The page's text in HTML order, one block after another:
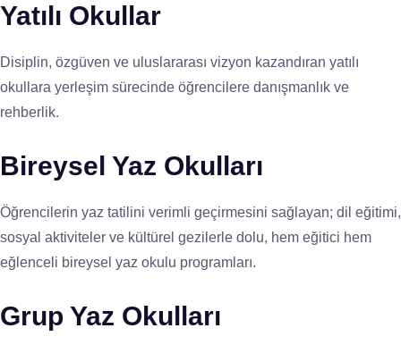
Yatılı Okullar
Disiplin, özgüven ve uluslararası vizyon kazandıran yatılı
okullara yerleşim sürecinde öğrencilere danışmanlık ve
rehberlik.
Bireysel Yaz Okulları
Öğrencilerin yaz tatilini verimli geçirmesini sağlayan; dil eğitimi,
sosyal aktiviteler ve kültürel gezilerle dolu, hem eğitici hem
eğlenceli bireysel yaz okulu programları.
Grup Yaz Okulları